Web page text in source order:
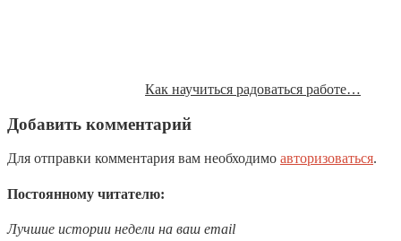
Как научиться радоваться работе…
Добавить комментарий
Для отправки комментария вам необходимо авторизоваться.
Постоянному читателю:
Лучшие истории недели на ваш email